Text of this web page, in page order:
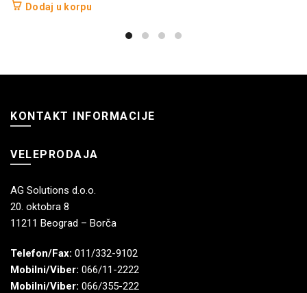
Dodaj u korpu
KONTAKT INFORMACIJE
VELEPRODAJA
AG Solutions d.o.o.
20. oktobra 8
11211 Beograd – Borča
Telefon/Fax: 011/332-9102
Mobilni/Viber: 066/11-2222
Mobilni/Viber: 066/355-222